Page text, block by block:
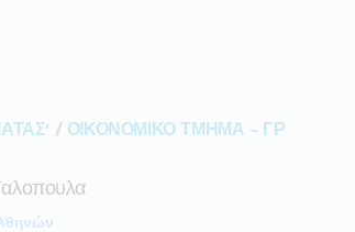
/ ΟΙΚΟΝΟΜΙΚΟ ΤΜΗΜΑ - ΓΡ